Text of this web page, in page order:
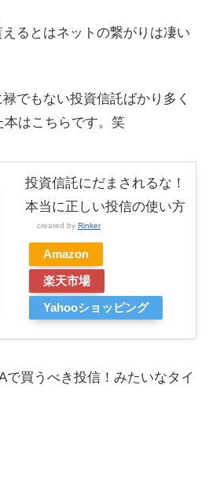
るとはネットの繋がりは凄い
でもない投資信託ばかり多く
本はこちらです。笑
投資信託にだまされるな！
本当に正しい投信の使い方
created by Rinker
Amazon
楽天市場
Yahooショッピング
で買うべき投信！みたいなタイ